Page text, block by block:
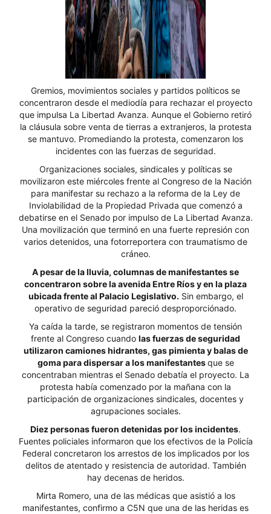
Gremios, movimientos sociales y partidos políticos se
concentraron desde el mediodía para rechazar el proyecto
que impulsa La Libertad Avanza. Aunque el Gobierno retiró
la cláusula sobre venta de tierras a extranjeros, la protesta
se mantuvo. Promediando la protesta, comenzaron los
incidentes con las fuerzas de seguridad.
Organizaciones sociales, sindicales y políticas se
movilizaron este miércoles frente al Congreso de la Nación
para manifestar su rechazo a la reforma de la Ley de
Inviolabilidad de la Propiedad Privada que comenzó a
debatirse en el Senado por impulso de La Libertad Avanza.
Una movilización que terminó en una fuerte represión con
varios detenidos, una fotorreportera con traumatismo de
cráneo.
A pesar de la lluvia, columnas de manifestantes se
concentraron sobre la avenida Entre Ríos y en la plaza
ubicada frente al Palacio Legislativo. Sin embargo, el
operativo de seguridad pareció desproporciónado.
Ya caída la tarde, se registraron momentos de tensión
frente al Congreso cuando las fuerzas de seguridad
utilizaron camiones hidrantes, gas pimienta y balas de
goma para dispersar a los manifestantesque se
concentraban mientras el Senado debatía el proyecto. La
protesta había comenzado por la mañana con la
participación de organizaciones sindicales, docentes y
agrupaciones sociales.
Diez personas fueron detenidas por los incidentes.
Fuentes policiales informaron que los efectivos de la Policía
Federal concretaron los arrestos de los implicados por los
delitos de atentado y resistencia de autoridad. También
hay decenas de heridos.
Mirta Romero, una de las médicas que asistió a los
manifestantes, confirmo a C5N que una de las heridas es